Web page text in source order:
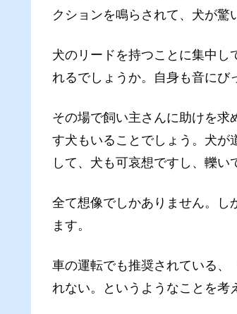
クションを鳴らされて、犬が驚
犬のリードを持つことに集中し
れるでしょうか。自身も音にび
その場で飼い主さんに助けを求
す犬もいることでしょう。犬が
して、犬も可哀想ですし、轢い
全て想像でしかありません。し
ます。
車の運転でも推奨されている、
れない。というようなことを考